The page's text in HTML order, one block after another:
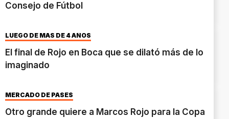
Consejo de Fútbol
LUEGO DE MÁS DE 4 AÑOS
El final de Rojo en Boca que se dilató más de lo
imaginado
MERCADO DE PASES
Otro grande quiere a Marcos Rojo para la Copa